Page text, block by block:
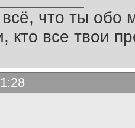
что ты обо
кто все твои